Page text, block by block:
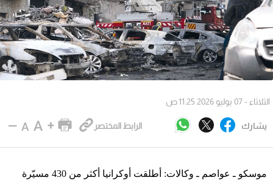
يشارك الرابط المختصر
الثلاثاء - 07 يوليو 2026 11:25 ص
موسكو ـ عواصم ـ وكالات: أطلقت أوكرانيا أكثر من 430 مسيّرة